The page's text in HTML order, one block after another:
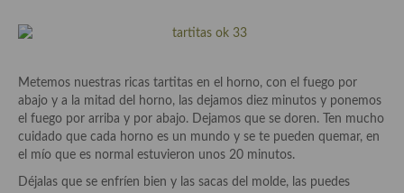
Cocina Navarra
Cocina Valenciana
Cocina Vasca
Cocina Europea
Metemos nuestras ricas tartitas en el horno, con el fuego por
abajo y a la mitad del horno, las dejamos diez minutos y ponemos
el fuego por arriba y por abajo. Dejamos que se doren. Ten mucho
cuidado que cada horno es un mundo y se te pueden quemar, en
el mío que es normal estuvieron unos 20 minutos.
Déjalas que se enfríen bien y las sacas del molde, las puedes